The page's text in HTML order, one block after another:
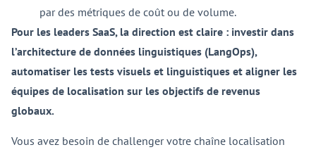
par des métriques de coût ou de volume.
Pour les leaders SaaS, la direction est claire : investir dans
l’architecture de données linguistiques (LangOps),
automatiser les tests visuels et linguistiques et aligner les
équipes de localisation sur les objectifs de revenus
globaux.
Vous avez besoin de challenger votre chaîne localisation